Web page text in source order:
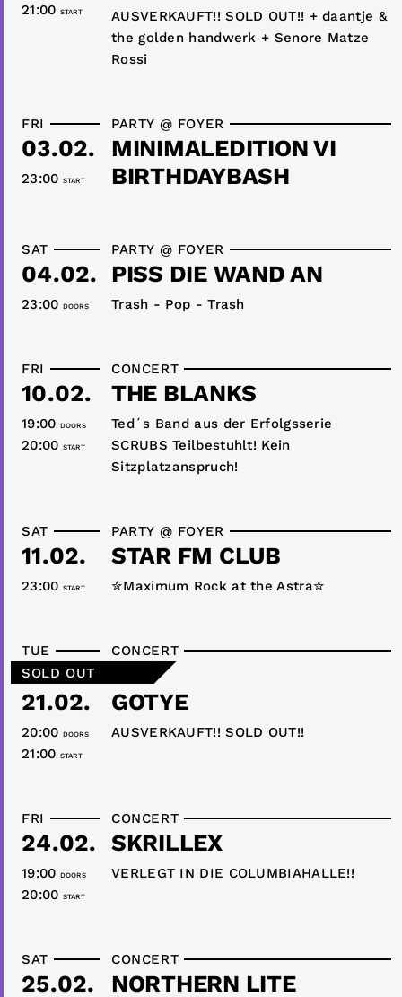
START
21:00
AUSVERKAUFT!! SOLD OUT!! + daantje &
the golden handwerk + Senore Matze
Rossi
FRI
03.02.
START
23:00
PARTY @ FOYER
MINIMALEDITION VI
BIRTHDAYBASH
SAT
04.02.
DOORS
23:00
PARTY @ FOYER
PISS DIE WAND AN
Trash - Pop - Trash
FRI
10.02.
DOORS
19:00
START
20:00
CONCERT
THE BLANKS
Ted´s Band aus der Erfolgsserie
SCRUBS Teilbestuhlt! Kein
Sitzplatzanspruch!
SAT
11.02.
START
23:00
PARTY @ FOYER
STAR FM CLUB
✮Maximum Rock at the Astra✮
SOLD OUT
TUE
21.02.
DOORS
20:00
START
21:00
CONCERT
GOTYE
AUSVERKAUFT!! SOLD OUT!!
FRI
24.02.
DOORS
19:00
START
20:00
CONCERT
SKRILLEX
VERLEGT IN DIE COLUMBIAHALLE!!
SAT
25.02.
CONCERT
NORTHERN LITE